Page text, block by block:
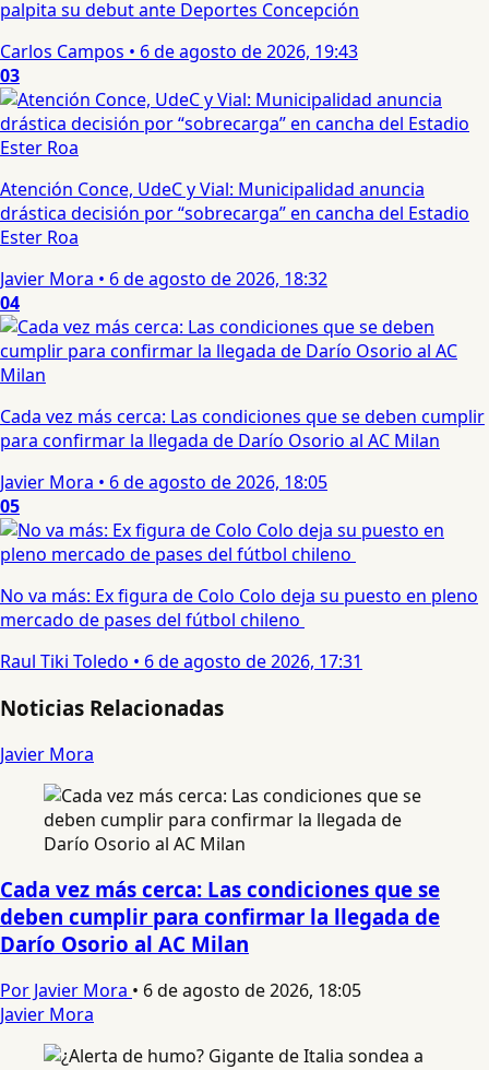
palpita su debut ante Deportes Concepción
Carlos Campos • 6 de agosto de 2026, 19:43
03
Atención Conce, UdeC y Vial: Municipalidad anuncia
drástica decisión por “sobrecarga” en cancha del Estadio
Ester Roa
Javier Mora • 6 de agosto de 2026, 18:32
04
Cada vez más cerca: Las condiciones que se deben cumplir
para confirmar la llegada de Darío Osorio al AC Milan
Javier Mora • 6 de agosto de 2026, 18:05
05
No va más: Ex figura de Colo Colo deja su puesto en pleno
mercado de pases del fútbol chileno
Raul Tiki Toledo • 6 de agosto de 2026, 17:31
Noticias Relacionadas
Javier Mora
Cada vez más cerca: Las condiciones que se
deben cumplir para confirmar la llegada de
Darío Osorio al AC Milan
Por Javier Mora • 6 de agosto de 2026, 18:05
Javier Mora